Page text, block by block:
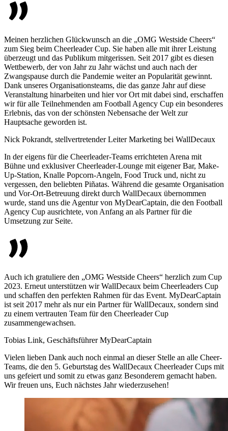
Meinen herzlichen Glückwunsch an die „OMG Westside Cheers“
zum Sieg beim Cheerleader Cup. Sie haben alle mit ihrer Leistung
überzeugt und das Publikum mitgerissen. Seit 2017 gibt es diesen
Wettbewerb, der von Jahr zu Jahr wächst und auch nach der
Zwangspause durch die Pandemie weiter an Popularität gewinnt.
Dank unseres Organisationsteams, die das ganze Jahr auf diese
Veranstaltung hinarbeiten und hier vor Ort mit dabei sind, erschaffen
wir für alle Teilnehmenden am Football Agency Cup ein besonderes
Erlebnis, das von der schönsten Nebensache der Welt zur
Hauptsache geworden ist.
Nick Pokrandt, stellvertretender Leiter Marketing bei WallDecaux
In der eigens für die Cheerleader-Teams errichteten Arena mit
Bühne und exklusiver Cheerleader-Lounge mit eigener Bar, Make-
Up-Station, Knalle Popcorn-Angeln, Food Truck und, nicht zu
vergessen, den beliebten Piñatas. Während die gesamte Organisation
und Vor-Ort-Betreuung direkt durch WallDecaux übernommen
wurde, stand uns die Agentur von MyDearCaptain, die den Football
Agency Cup ausrichtete, von Anfang an als Partner für die
Umsetzung zur Seite.
Auch ich gratuliere den „OMG Westside Cheers“ herzlich zum Cup
2023. Erneut unterstützen wir WallDecaux beim Cheerleaders Cup
und schaffen den perfekten Rahmen für das Event. MyDearCaptain
ist seit 2017 mehr als nur ein Partner für WallDecaux, sondern sind
zu einem vertrauten Team für den Cheerleader Cup
zusammengewachsen.
Tobias Link, Geschäftsführer MyDearCaptain
Vielen lieben Dank auch noch einmal an dieser Stelle an alle Cheer-
Teams, die den 5. Geburtstag des WallDecaux Cheerleader Cups mit
uns gefeiert und somit zu etwas ganz Besonderem gemacht haben.
Wir freuen uns, Euch nächstes Jahr wiederzusehen!